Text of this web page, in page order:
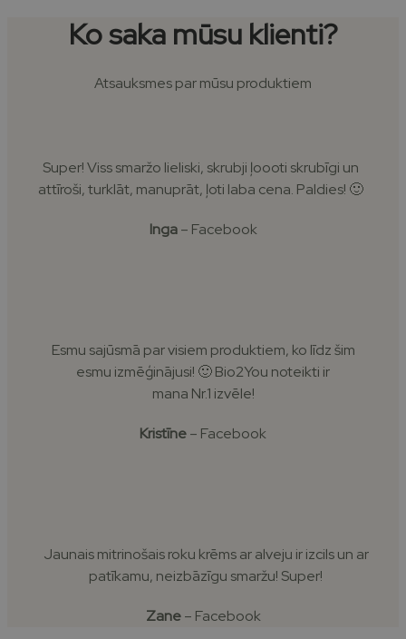
Ko saka mūsu klienti?
Atsauksmes par mūsu produktiem
Super! Viss smaržo lieliski, skrubji ļoooti skrubīgi un
attīroši, turklāt, manuprāt, ļoti laba cena. Paldies! 🙂
Inga– Facebook
Esmu sajūsmā par visiem produktiem, ko līdz šim
esmu izmēģinājusi! 🙂 Bio2You noteikti ir
mana Nr.1 izvēle!
Kristīne– Facebook
Jaunais mitrinošais roku krēms ar alveju ir izcils un ar
patīkamu, neizbāzīgu smaržu! Super!
Zane– Facebook